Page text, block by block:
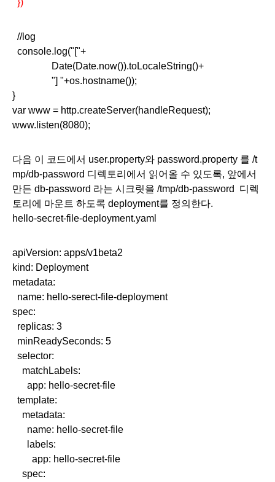
})
//log
console.log("["+
Date(Date.now()).toLocaleString()+
"] "+os.hostname());
}
var www = http.createServer(handleRequest);
www.listen(8080);
다음 이 코드에서 user.property와 password.property 를 /t
mp/db-password 디렉토리에서 읽어올 수 있도록, 앞에서
만든 db-password 라는 시크릿을 /tmp/db-password  디렉
토리에 마운트 하도록 deployment를 정의한다.
hello-secret-file-deployment.yaml
apiVersion: apps/v1beta2
kind: Deployment
metadata:
name: hello-serect-file-deployment
spec:
replicas: 3
minReadySeconds: 5
selector:
matchLabels:
app: hello-secret-file
template:
metadata:
name: hello-secret-file
labels:
app: hello-secret-file
spec: